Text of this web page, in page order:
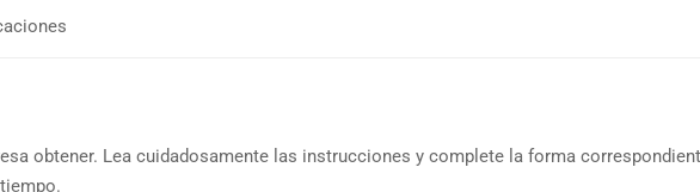
obtener. Lea cuidadosamente las instrucciones y complete la forma